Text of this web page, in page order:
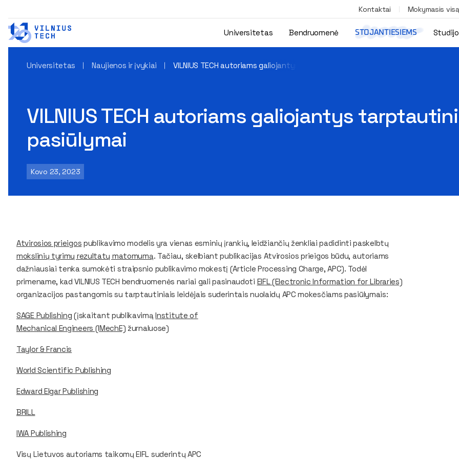
Kontaktai Mokymasis
Universitetas Bendruomenė STOJANTIESIEMS
Universitetas Naujienos ir įvykiai VILNIUS TECH autoriams galiojantys tarptautinių leidėjų APC nuolaidų pasiūlymai
VILNIUS TECH autoriams galiojantys
pasiūlymai
Kovo 23, 2023
Atvirosios prieigos publikavimo modelis yra vienas esminių įrankių, leidžiančių ženkliai padidinti paskelbtų
mokslinių tyrimų rezultatų matomumą. Tačiau, skelbiant publikacijas Atvirosios prieigos būdu, autoriams
dažniausiai tenka sumokėti straipsnio publikavimo mokestį (Article Processing Charge, APC). Todėl
primename, kad VILNIUS TECH bendruomenės nariai gali pasinaudoti EIFL (Electronic Information for Libraries)
organizacijos pastangomis su tarptautiniais leidėjais suderintais nuolaidų APC mokesčiams pasiūlymais:
SAGE Publishing (įskaitant publikavimąInstitute of
Mechanical Engineers (IMechE) žurnaluose)
Taylor & Francis
World Scientific Publishing
Edward Elgar Publishing
BRILL
IWA Publishing
Visų Lietuvos autoriams taikomų EIFL suderintų APC